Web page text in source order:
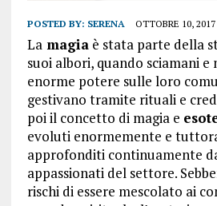
POSTED BY: SERENA OTTOBRE 10, 2017
Lamagiaè stata parte della
suoi albori, quando sciamani e
enorme potere sulle loro
gestivano tramite rituali e
poi il concetto di magia e
evoluti enormemente e
approfonditi continuamente
appassionati del settore.
rischi di essere mescolato ai